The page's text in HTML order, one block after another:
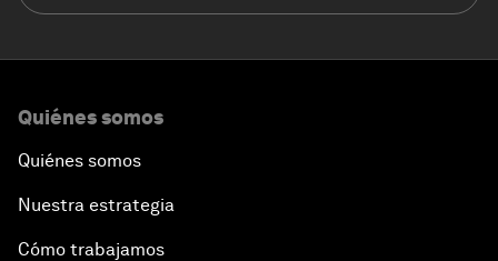
Quiénes somos
Quiénes somos
Nuestra estrategia
Cómo trabajamos